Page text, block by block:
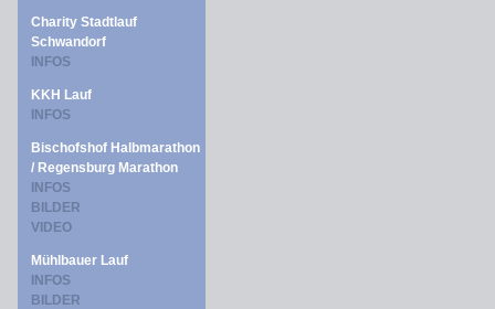
Charity Stadtlauf
Schwandorf
INFOS
KKH Lauf
INFOS
Bischofshof Halbmarathon
/ Regensburg Marathon
INFOS
BILDER
VIDEO
Mühlbauer Lauf
INFOS
BILDER